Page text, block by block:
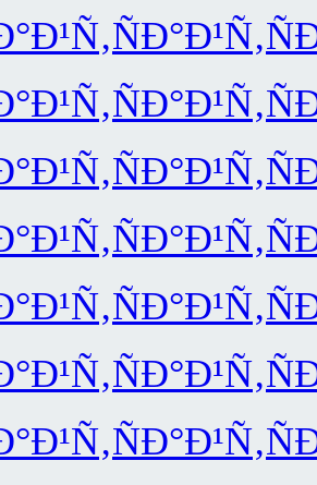
ÑÐ°Ð¹Ñ‚
ÑÐ°Ð¹Ñ‚
ÑÐ°Ð¹Ñ‚
ÑÐ°Ð¹Ñ‚
ÑÐ°Ð¹Ñ‚
ÑÐ°Ð¹Ñ‚
ÑÐ°Ð¹Ñ‚